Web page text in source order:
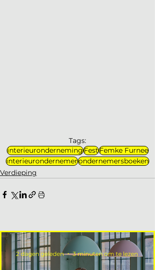
Tags:
interieurondernemingFestFemke Furnee
interieurondernemerondernemersboeken
Verdieping
2 dagen geleden 3 minuten om te lezen